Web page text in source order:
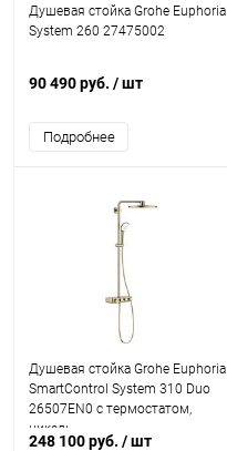
Душевая стойка Grohe Euphoria
System 260 27475002
90 490 руб. / шт
Подробнее
Душевая стойка Grohe Euphoria
SmartControl System 310 Duo
26507EN0 с термостатом,
никель
248 100 руб. / шт